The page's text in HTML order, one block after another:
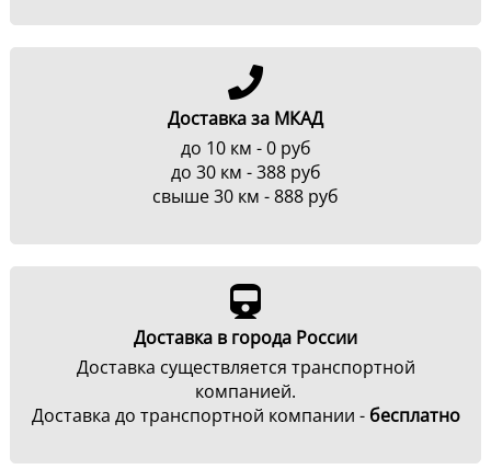
Доставка за МКАД
до 10 км - 0 руб
до 30 км - 388 руб
свыше 30 км - 888 руб
Доставка в города России
Доставка существляется транспортной
компанией.
Доставка до транспортной компании - бесплатно